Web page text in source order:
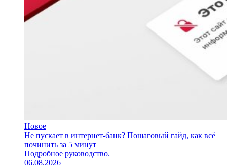
Новое
Не пускает в интернет-банк? Пошаговый гайд, как всё
починить за 5 минут
Подробное руководство.
06.08.2026